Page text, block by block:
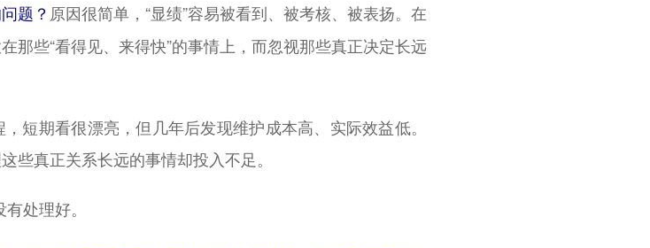
题？ 原因很简单，“显绩”容易被看到、被考核、被表扬。在
那些“看得见、来得快”的事情上，而忽视那些真正决定长远
期看很漂亮，但几年后发现维护成本高、实际效益低。
些真正关系长远的事情却投入不足。
处理好。